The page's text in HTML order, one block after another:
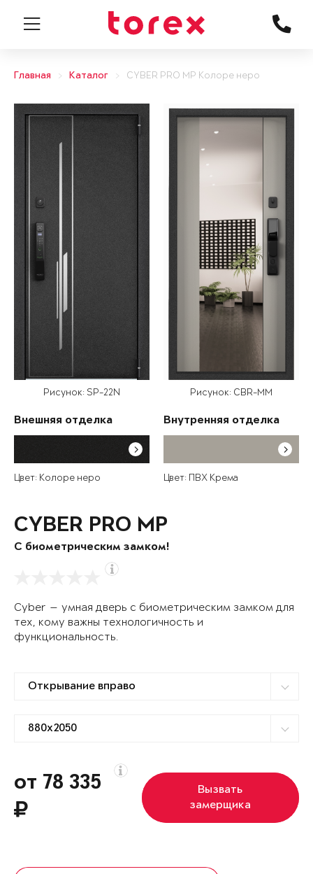
Главная Каталог CYBER PRO MP Колоре неро
Рисунок: SP-22N
Внешняя отделка
Цвет: Колоре неро
Рисунок: CBR-MM
Внутренняя отделка
Цвет: ПВХ Крема
CYBER PRO MP
С биометрическим замком!
Cyber — умная дверь с биометрическим замком для
тех, кому важны технологичность и
функциональность.
от 78 335
Вызвать
замерщика